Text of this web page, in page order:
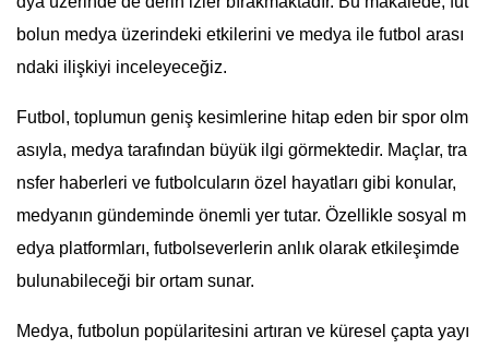
bolun medya üzerindeki etkilerini ve medya ile futbol arası
ndaki ilişkiyi inceleyeceğiz.
Futbol, toplumun geniş kesimlerine hitap eden bir spor olm
asıyla, medya tarafından büyük ilgi görmektedir. Maçlar, tra
nsfer haberleri ve futbolcuların özel hayatları gibi konular,
medyanın gündeminde önemli yer tutar. Özellikle sosyal m
edya platformları, futbolseverlerin anlık olarak etkileşimde
bulunabileceği bir ortam sunar.
Medya, futbolun popülaritesini artıran ve küresel çapta yayı